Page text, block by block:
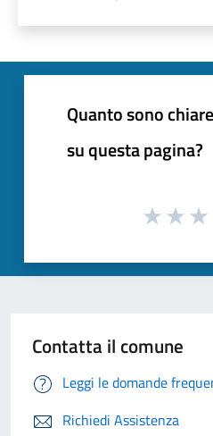
Quanto sono
su questa pagina?
Contatta il comune
Leggi le domande
Richiedi Assistenza